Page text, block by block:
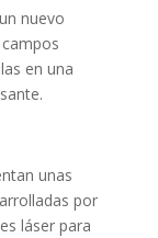
nuevo
en una
unas
por
láser para